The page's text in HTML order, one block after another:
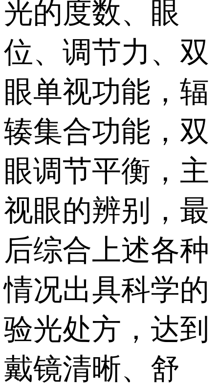
光的度数、眼
位、调节力、双
眼单视功能，辐
辏集合功能，双
眼调节平衡，主
视眼的辨别，最
后综合上述各种
情况出具科学的
验光处方，达到
戴镜清晰、舒